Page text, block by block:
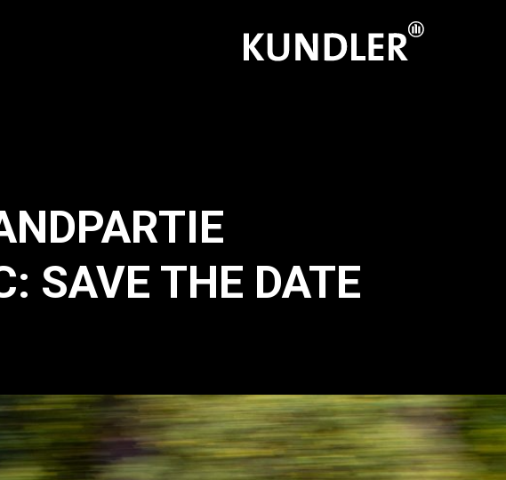
SAVE THE DATE